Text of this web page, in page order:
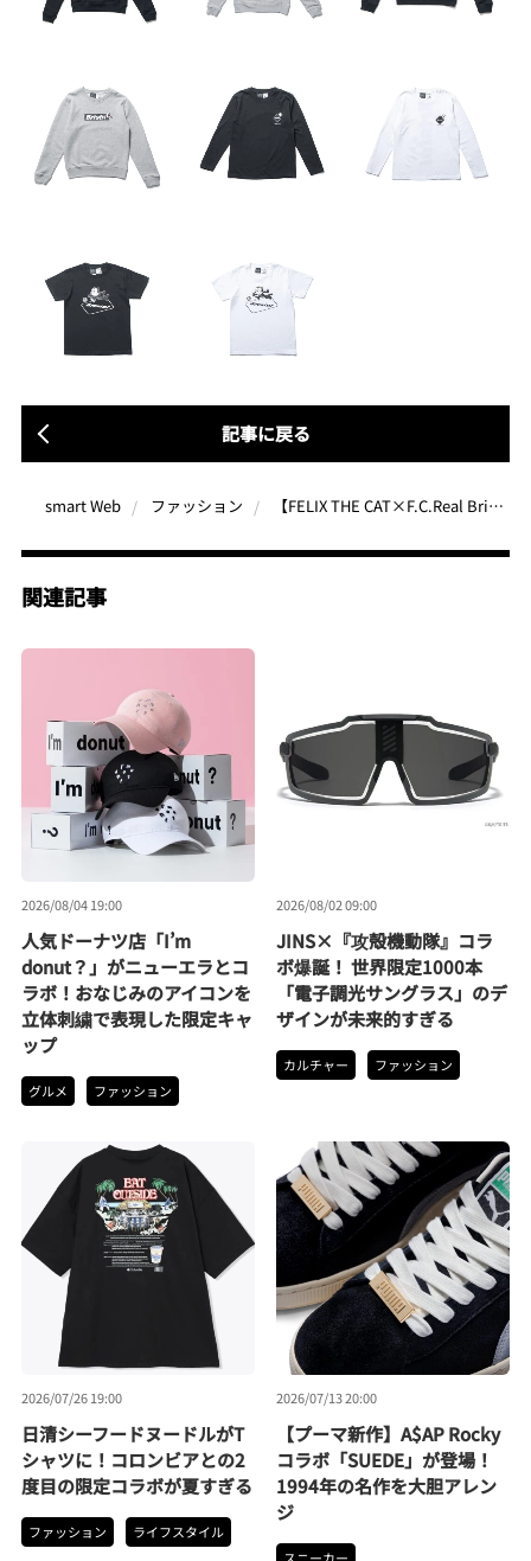
記事に戻る
smart Web ファッション 【FELIX THE CAT×F.C.Real Bristol】世界中で愛される猫“フィリックス”とコラボ！親子で着こなせるホリデーコレクション
関連記事
2026/08/04 19:00
人気ドーナツ店「I’m
donut？」がニューエラとコ
ラボ！おなじみのアイコンを
立体刺繍で表現した限定キャ
ップ
グルメ ファッション
2026/08/02 09:00
JINS×『攻殻機動隊』コラ
ボ爆誕！ 世界限定1000本
「電子調光サングラス」のデ
ザインが未来的すぎる
カルチャー ファッション
2026/07/26 19:00
日清シーフードヌードルがT
シャツに！コロンビアとの2
度目の限定コラボが夏すぎる
ファッション ライフスタイル
2026/07/13 20:00
【プーマ新作】A$AP Rocky
コラボ「SUEDE」が登場！
1994年の名作を大胆アレン
ジ
スニーカー